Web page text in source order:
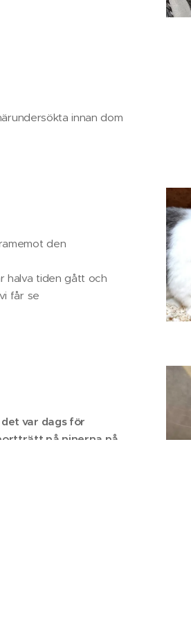
innan dom
den
halva tiden gått och
vi får se😊🐰❤️
var dags för
på ninerna på